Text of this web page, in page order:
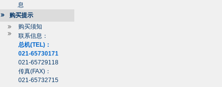
息
购买提示
购买须知
联系信息：
总机(TEL)：
021-65730171
021-65729118
传真(FAX)：
021-65732715